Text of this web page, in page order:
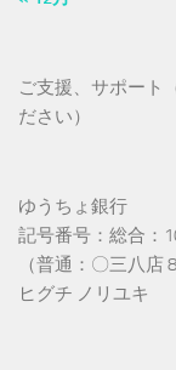
ご支援、サポート
ださい）
ゆうちょ銀行
記号番号：総合：
（普通：〇三八店
ヒグチ ノリユキ